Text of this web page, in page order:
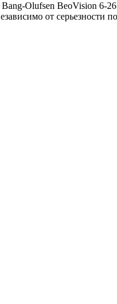
Olufsen BeoVision 6-
от серьезности